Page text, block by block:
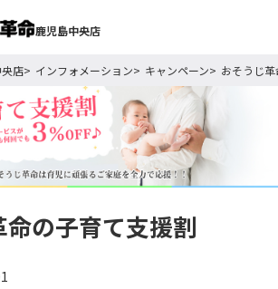
鹿児島中央店
店 インフォメーション キャンペーン おそうじ
命の子育て支援割